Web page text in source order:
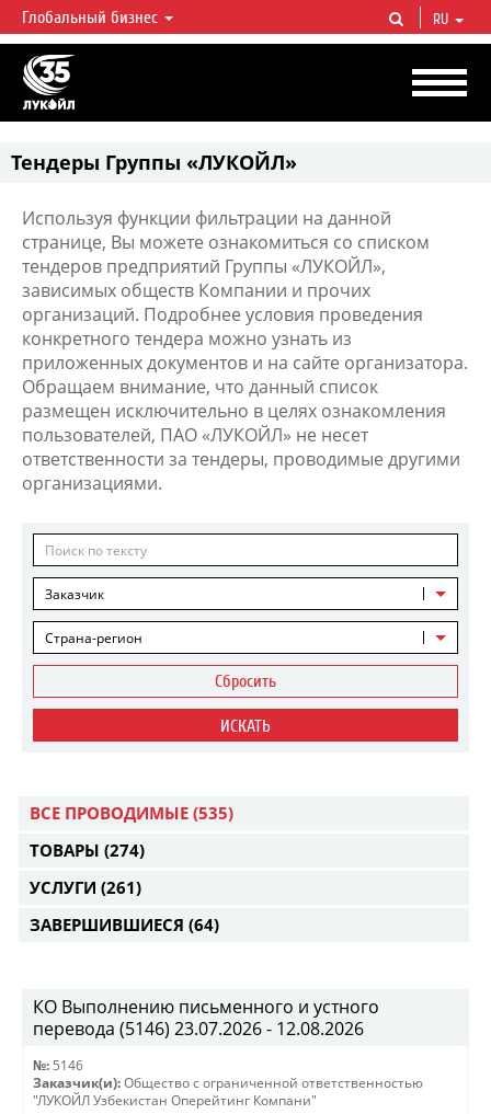
ЛУКОЙЛ СЕГОДНЯ
ЛУКОЙЛ — одна из крупнейших вертикально интегрированных
нефтегазовых компаний в мире, на долю которой приходится более 2%
мировой добычи нефти и около 1% доказанных запасов углеводородов.
Глобальный бизнес RU
Тендеры Группы «ЛУКОЙЛ»
Используя функции фильтрации на данной
странице, Вы можете ознакомиться со списком
тендеров предприятий Группы «ЛУКОЙЛ»,
зависимых обществ Компании и прочих
организаций. Подробнее условия проведения
конкретного тендера можно узнать из
приложенных документов и на сайте организатора.
Обращаем внимание, что данный список
размещен исключительно в целях ознакомления
пользователей, ПАО «ЛУКОЙЛ» не несет
ответственности за тендеры, проводимые другими
организациями.
Заказчик
Страна-регион
Сбросить
ИСКАТЬ
ВСЕ ПРОВОДИМЫЕ (535)
ТОВАРЫ (274)
УСЛУГИ (261)
ЗАВЕРШИВШИЕСЯ (64)
КО Выполнению письменного и устного
перевода (5146) 23.07.2026 - 12.08.2026
№: 5146
Заказчик(и): Общество с ограниченной ответственностью
"ЛУКОЙЛ Узбекистан Оперейтинг Компани"